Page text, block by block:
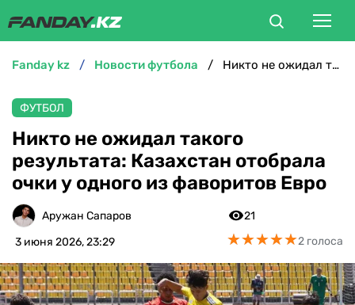
БОКС
ММА
ТЕННИС
ФУТЗАЛ
fanday kz новости футбола Никто не ожидал такого результата: Казахстан отобрала очки у одного из фаворитов Евро
ФУТБОЛ
Никто не ожидал такого
результата: Казахстан отобрала
очки у одного из фаворитов Евро
Аружан Сапаров
3 июня 2026, 23:29
21
★★★★★
★★★★★2 голоса